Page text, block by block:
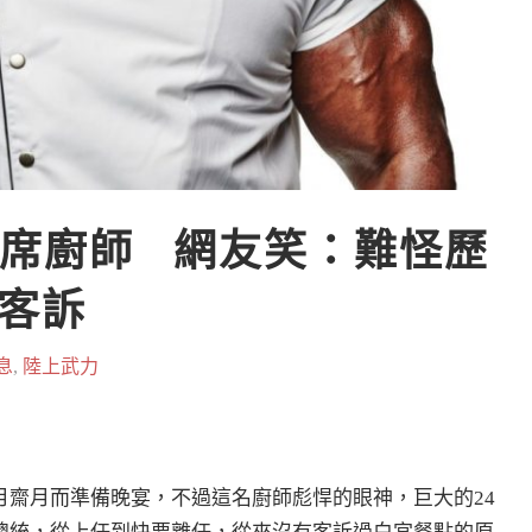
廚師   網友笑：難怪歷
訴
, 陸上武力
月而準備晚宴，不過這名廚師彪悍的眼神，巨大的24